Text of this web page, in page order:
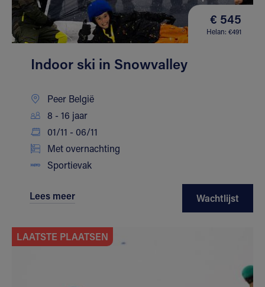
€ 545
Helan: €491
Indoor ski in Snowvalley
Peer België
8 - 16 jaar
01/11 - 06/11
Met overnachting
Sportievak
Lees meer Wachtlijst
LAATSTE PLAATSEN